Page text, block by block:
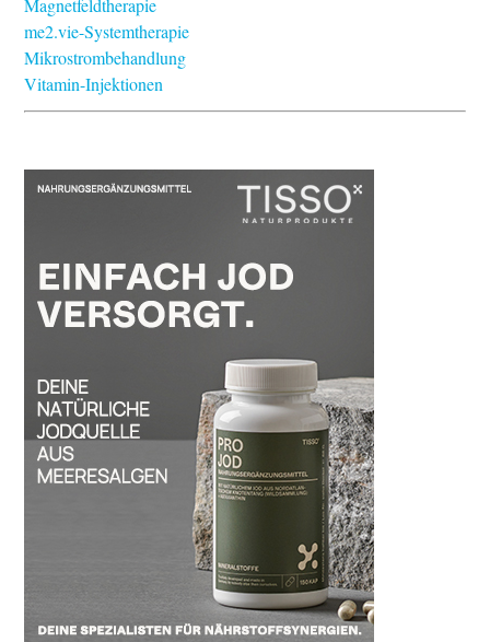
me2.vie-Systemtherapie
Mikrostrombehandlung
Vitamin-Injektionen